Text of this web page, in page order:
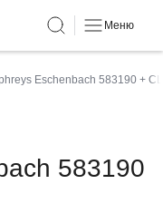
Меню
Eschenbach 583190 +
583190